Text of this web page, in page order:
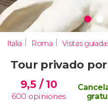
Italia Roma Visitas
Tour privado por
9,5 / 10
600 opiniones